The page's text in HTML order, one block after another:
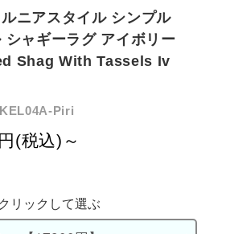
ニアスタイル シンプル
シャギーラグ アイボリー
Shag With Tassels Iv
Piri
(税込)～
リックして選ぶ